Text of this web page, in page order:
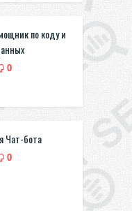
по коду и
0
Чат-бота
0